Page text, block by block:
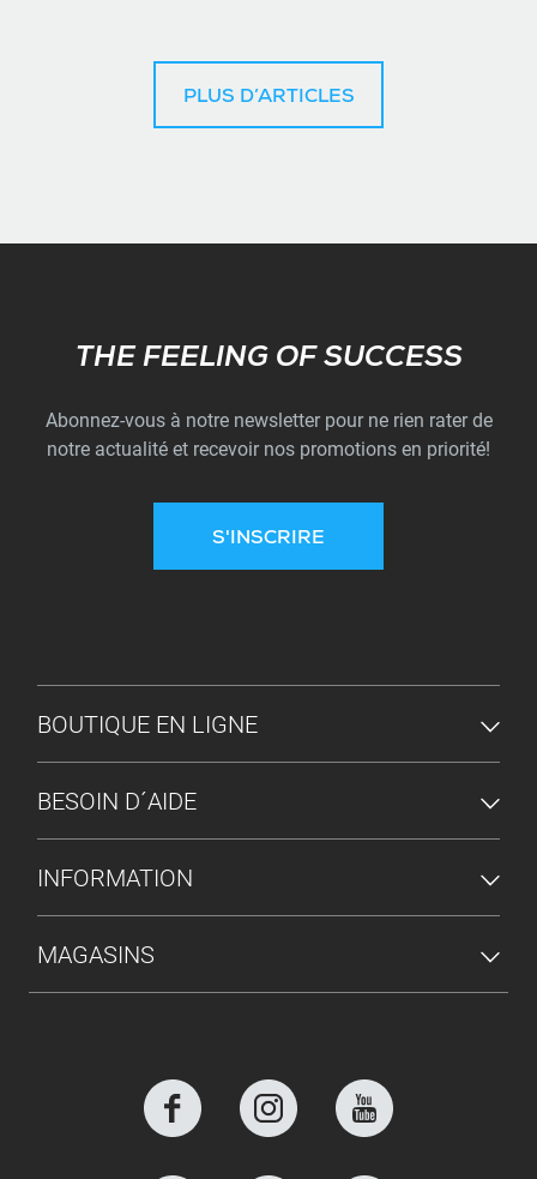
PLUS D’ARTICLES
Subscribe
THE FEELING OF SUCCESS
Abonnez-vous à notre newsletter pour ne rien rater de
notre actualité et recevoir nos promotions en priorité!
S'INSCRIRE
MENU DU PIED DE PAGE
BOUTIQUE EN LIGNE
BESOIN D´AIDE
INFORMATION
MAGASINS